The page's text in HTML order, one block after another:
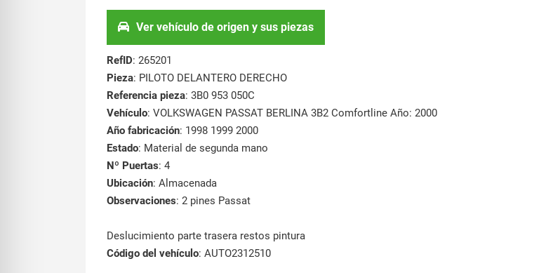
Ver vehículo de origen y sus piezas
RefID: 265201
Pieza: PILOTO DELANTERO DERECHO
Referencia pieza: 3B0 953 050C
Vehículo: VOLKSWAGEN PASSAT BERLINA 3B2 Comfortline Año: 2000
Año fabricación: 1998 1999 2000
Estado: Material de segunda mano
Nº Puertas: 4
Ubicación: Almacenada
Observaciones: 2 pines Passat
Deslucimiento parte trasera restos pintura
Código del vehículo: AUTO2312510